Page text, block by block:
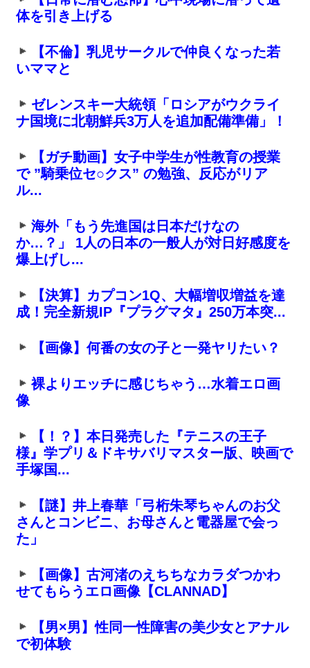
体を引き上げる
【不倫】乳児サークルで仲良くなった若
いママと
ゼレンスキー大統領「ロシアがウクライ
ナ国境に北朝鮮兵3万人を追加配備準備」！
【ガチ動画】女子中学生が性教育の授業
で ”騎乗位セ○クス” の勉強、反応がリア
ル...
海外「もう先進国は日本だけなの
か…？」 1人の日本の一般人が対日好感度を
爆上げし...
【決算】カプコン1Q、大幅増収増益を達
成！完全新規IP『プラグマタ』250万本突...
【画像】何番の女の子と一発ヤリたい？
裸よりエッチに感じちゃう…水着エロ画
像
【！？】本日発売した『テニスの王子
様』学プリ＆ドキサバリマスター版、映画で
手塚国...
【謎】井上春華「弓桁朱琴ちゃんのお父
さんとコンビニ、お母さんと電器屋で会っ
た」
【画像】古河渚のえちちなカラダつかわ
せてもらうエロ画像【CLANNAD】
【男×男】性同一性障害の美少女とアナル
で初体験